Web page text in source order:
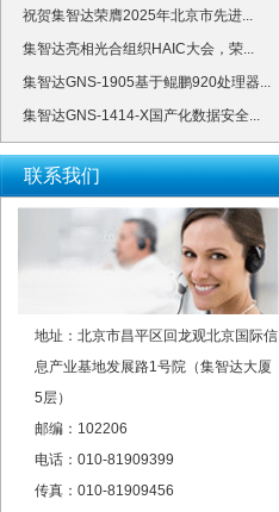
祝贺集智达荣膺2025年北京市先进...
集智达亮相光合组织HAIC大会，荣...
集智达GNS-1905基于鲲鹏920处理器...
集智达GNS-1414-X国产化数据安全...
联系我们
地址：北京市昌平区回龙观北京国际信
息产业基地发展路1号院（集智达大厦
5层）
邮编：102206
电话：010-81909399
传真：010-81909456